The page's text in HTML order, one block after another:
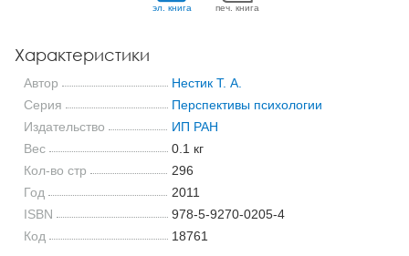
эл. книга печ. книга
Характеристики
Автор
Нестик Т. А.
Серия
Перспективы психологии
Издательство
ИП РАН
Вес
0.1 кг
Кол-во стр
296
Год
2011
ISBN
978-5-9270-0205-4
Код
18761